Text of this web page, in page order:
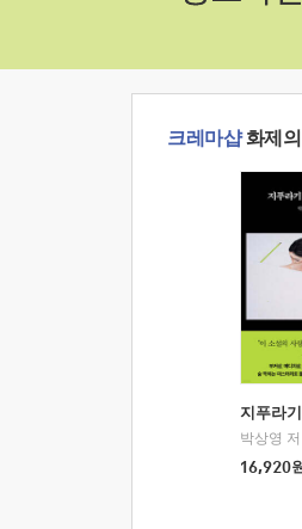
크레마샵화제의
지푸라
박상영 저
16,920